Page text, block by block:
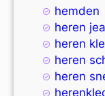
hemden
heren
heren
heren
heren